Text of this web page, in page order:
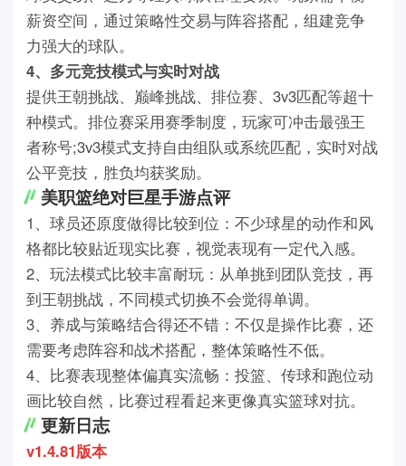
薪资空间，通过策略性交易与阵容搭配，组建竞争
力强大的球队。
4、多元竞技模式与实时对战
提供王朝挑战、巅峰挑战、排位赛、3v3匹配等超十
种模式。排位赛采用赛季制度，玩家可冲击最强王
者称号;3v3模式支持自由组队或系统匹配，实时对战
公平竞技，胜负均获奖励。
美职篮绝对巨星手游点评
1、球员还原度做得比较到位：不少球星的动作和风
格都比较贴近现实比赛，视觉表现有一定代入感。
2、玩法模式比较丰富耐玩：从单挑到团队竞技，再
到王朝挑战，不同模式切换不会觉得单调。
3、养成与策略结合得还不错：不仅是操作比赛，还
需要考虑阵容和战术搭配，整体策略性不低。
4、比赛表现整体偏真实流畅：投篮、传球和跑位动
画比较自然，比赛过程看起来更像真实篮球对抗。
更新日志
v1.4.81版本